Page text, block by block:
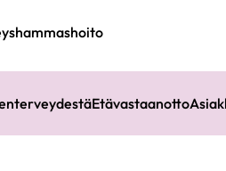
Etävastaanotto